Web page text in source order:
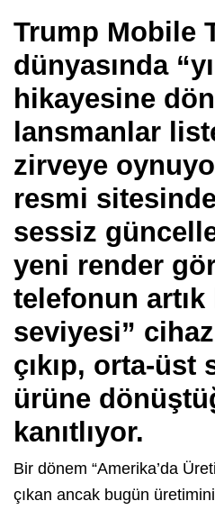
Trump Mobile
dünyasında
hikayesine
lansmanlar
zirveye
resmi
sessiz
yeni render
telefonun
seviyesi”
çıkıp, orta-üst
ürüne
kanıtlıyor.
Bir dönem “Amerika’da
çıkan ancak bugün